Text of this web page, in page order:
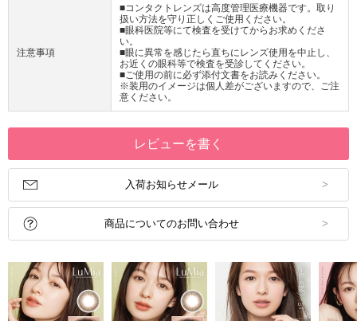
注意事項
■コンタクトレンズは高度管理医療機器です。取り
扱い方法を守り正しくご使用ください。
■眼科医院等にて検査を受けてからお求めくださ
い。
■眼に異常を感じたら直ちにレンズ使用を中止し、
お近くの眼科等で検査を受診してください。
■ご使用の前に必ず添付文書をお読みください。
※装用のイメージは個人差がございますので、ご注
意ください。
レビューを書く
入荷お知らせメール
商品についてのお問い合わせ